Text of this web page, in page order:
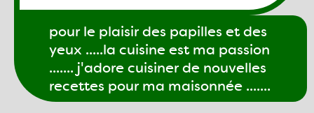
pour le plaisir des papilles et des
yeux .....la cuisine est ma passion
....... j'adore cuisiner de nouvelles
recettes pour ma maisonnée .......